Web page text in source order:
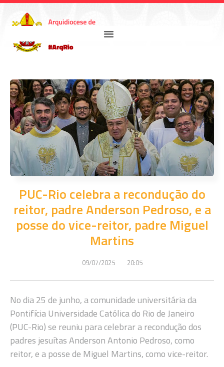
PUC-Rio celebra a recondução do
reitor, padre Anderson Pedroso, e a
posse do vice-reitor, padre Miguel
Martins
09/07/2025 20:05
No dia 25 de junho, a comunidade universitária da
Pontifícia Universidade Católica do Rio de Janeiro
(PUC-Rio) se reuniu para celebrar a recondução dos
padres jesuítas Anderson Antonio Pedroso, como
reitor, e a posse de Miguel Martins, como vice-reitor.